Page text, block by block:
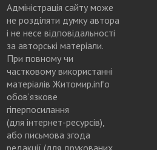
Адміністрація сайту може
не розділяти думку автора
і не несе відповідальності
за авторські матеріали.
При повному чи
частковому використанні
матеріалів Житомир.info
обов’язкове
гіперпосилання
(для інтернет-ресурсів),
або письмова згода
редакції (для друкованих